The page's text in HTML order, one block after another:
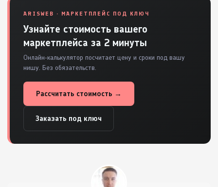
ARISWEB · МАРКЕТПЛЕЙС ПОД КЛЮЧ
Узнайте стоимость вашего
маркетплейса за 2 минуты
Онлайн-калькулятор посчитает цену и сроки под вашу
нишу. Без обязательств.
Рассчитать стоимость →
Заказать под ключ